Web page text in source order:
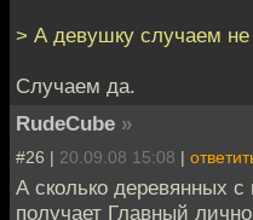
> А девушку случаем
Случаем да.
RudeCube »
#26 | 20.09.08 15:08 |
А сколько деревянных
получает Главный